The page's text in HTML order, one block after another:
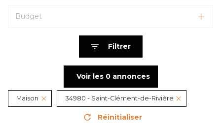
Budget
Filtrer
Voir les 0annonces
Maison 34980 - Saint-Clément-de-Rivière
Réinitialiser